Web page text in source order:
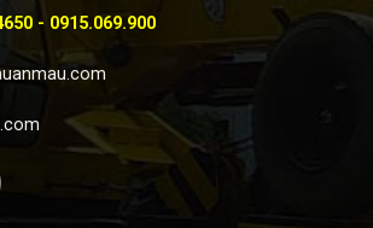
- 0915.069.900